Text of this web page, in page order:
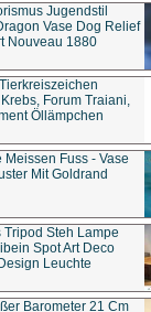
Jugendstil
Vase Dog Relief
Nouveau 1880
Forum Traiani,
Öllämpchen
Meissen Fuss - Vase
Mit Goldrand
Tripod Steh Lampe
Spot Art Deco
Leuchte
Barometer 21 Cm